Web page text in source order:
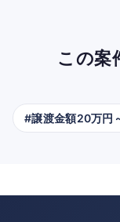
この案
#譲渡金額20万円